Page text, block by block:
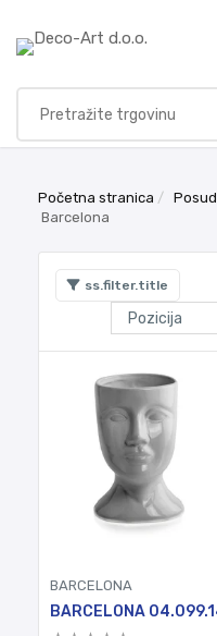
Početna stranica /
Barcelona
ss.filter.title
BARCELONA
BARCELONA